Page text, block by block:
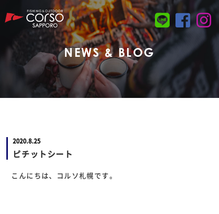
NEWS & BLOG
2020.8.25
ピチットシート
こんにちは、コルソ札幌です。